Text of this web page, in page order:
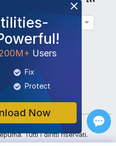
Users
Fix
Protect
Now
. Tutti i diritti riservati.